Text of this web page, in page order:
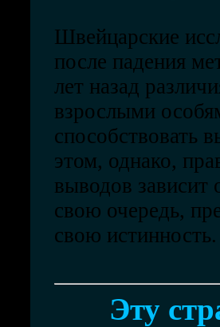
Швейцарские
после падения
лет назад
взрослыми
способствовать
этом, однако,
выводов зависит
свою очередь,
свою истинность.
Эту